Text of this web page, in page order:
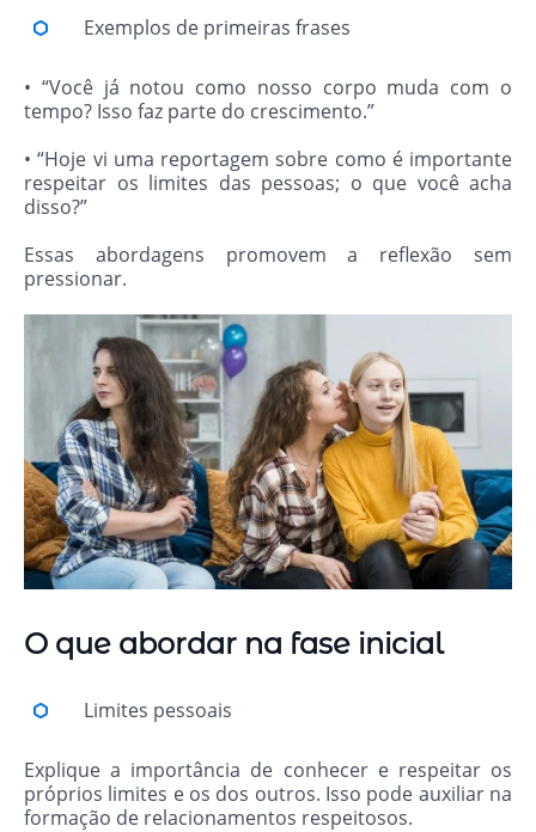
Exemplos de primeiras frases
• “Você já notou como nosso corpo muda com o
tempo? Isso faz parte do crescimento.”
• “Hoje vi uma reportagem sobre como é importante
respeitar os limites das pessoas; o que você acha
disso?”
Essas abordagens promovem a reflexão sem
pressionar.
O que abordar na fase inicial
Limites pessoais
Explique a importância de conhecer e respeitar os
próprios limites e os dos outros. Isso pode auxiliar na
formação de relacionamentos respeitosos.